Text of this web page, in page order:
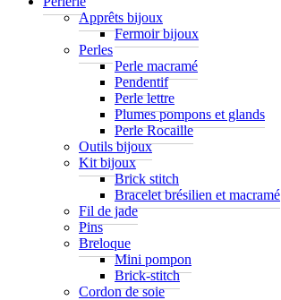
Apprêts bijoux
Fermoir bijoux
Perles
Perle macramé
Pendentif
Perle lettre
Plumes pompons et glands
Perle Rocaille
Outils bijoux
Kit bijoux
Brick stitch
Bracelet brésilien et macramé
Fil de jade
Pins
Breloque
Mini pompon
Brick-stitch
Cordon de soie